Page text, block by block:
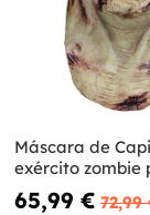
Máscara de
exército zombie
adulto
65,99 € 72,99